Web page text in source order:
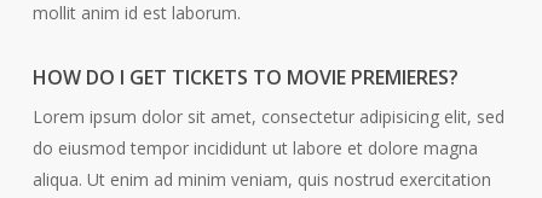
mollit anim id est laborum.
HOW DO I GET TICKETS TO MOVIE PREMIERES?
Lorem ipsum dolor sit amet, consectetur adipisicing elit, sed
do eiusmod tempor incididunt ut labore et dolore magna
aliqua. Ut enim ad minim veniam, quis nostrud exercitation